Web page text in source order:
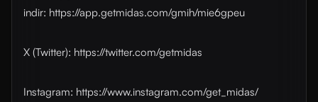
indir: https://app.getmidas.com/gmih/mie6gpeu
X (Twitter): https://twitter.com/getmidas
Instagram: https://www.instagram.com/get_midas/